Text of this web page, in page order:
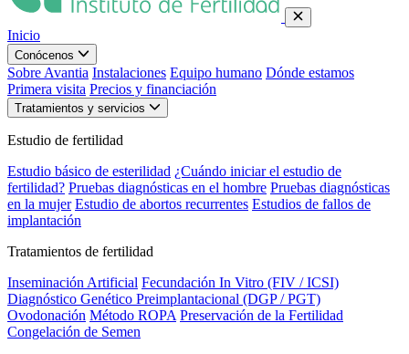
Inicio
Conócenos
Sobre Avantia Instalaciones Equipo humano Dónde estamos
Primera visita Precios y financiación
Tratamientos y servicios
Estudio de fertilidad
Estudio básico de esterilidad ¿Cuándo iniciar el estudio de
fertilidad? Pruebas diagnósticas en el hombre Pruebas diagnósticas
en la mujer Estudio de abortos recurrentes Estudios de fallos de
implantación
Tratamientos de fertilidad
Inseminación Artificial Fecundación In Vitro (FIV / ICSI)
Diagnóstico Genético Preimplantacional (DGP / PGT)
Ovodonación Método ROPA Preservación de la Fertilidad
Congelación de Semen